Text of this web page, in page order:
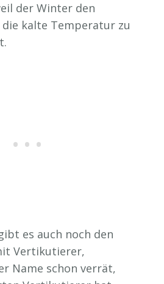
der Winter den
kalte Temperatur zu
es auch noch den
Vertikutierer,
Name schon verrät,